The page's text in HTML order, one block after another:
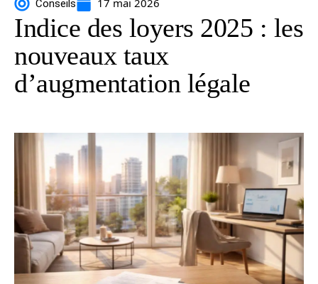
Conseils 17 mai 2026
Indice des loyers 2025 : les
nouveaux taux
d’augmentation légale